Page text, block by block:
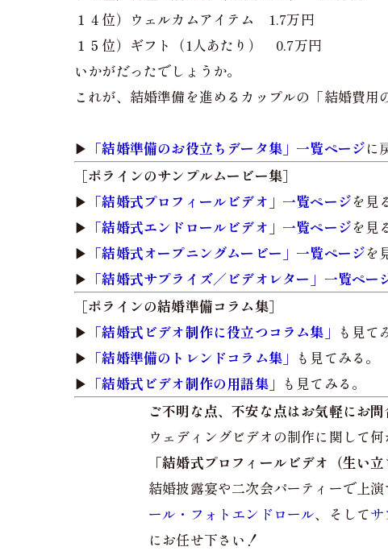
１４位）ウェルカムアイテム 1.7万円
１５位）ギフト（1人あたり） 0.7万円
いかがだったでしょうか。
これが、結婚準備を進めるカップルの「結婚費
▶︎ 「結婚準備のお役立ちデータ集」一覧ページに
［ポラインのサンプルムービー集］
▶︎ 「結婚式プロフィールビデオ」一覧ページを見
▶︎ 「結婚式エンドロールビデオ」一覧ページを見
▶︎ 「結婚式オープニングムービー」一覧ページを
▶︎ 「結婚式サプライズ／ビデオレター」一覧ペー
［ポラインの結婚準備コラム集］
▶︎ 「結婚式ビデオ制作に役立つコラム集」 も見て
▶︎ 「結婚準備のトレンドコラム集」 も見てみる。
▶︎ 「結婚式ビデオ制作の用語集」 も見てみる。
ご不明な点、不安な点はお気軽にお
ウェディングビデオの制作に関して
「結婚式プロフィールビデオ（生い
結婚披露宴や二次会パーティーで上演
ール・フォトエンドロール、そして
にお任せ下さい！